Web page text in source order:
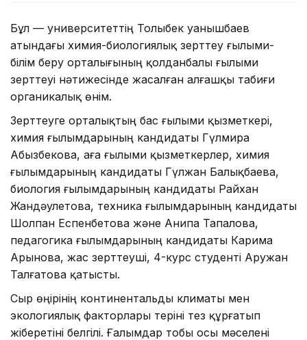
Бұл — университеттің Толыбек Қуанышбаев
атындағы химия-биологиялық зерттеу ғылыми-
білім беру орталығының қолданбалы ғылыми
зерттеуі нәтижесінде жасалған алғашқы табиғи
органикалық өнім.
Зерттеуге орталықтың бас ғылыми қызметкері,
химия ғылымдарының кандидаты Гүлмира
Абызбекова, аға ғылыми қызметкерлер, химия
ғылымдарының кандидаты Гүлжан Балықбаева,
биология ғылымдарының кандидаты Райхан
Жандәулетова, техника ғылымдарының кандидаты
Шолпан Еспенбетова және Анипа Тапалова,
педагогика ғылымдарының кандидаты Карима
Арынова, жас зерттеуші, 4-курс студенті Аружан
Талғатова қатысты.
Сыр өңірінің континентальды климаты мен
экологиялық факторлары теріні тез құрғатып
жіберетіні белгілі. Ғалымдар тобы осы мәселені